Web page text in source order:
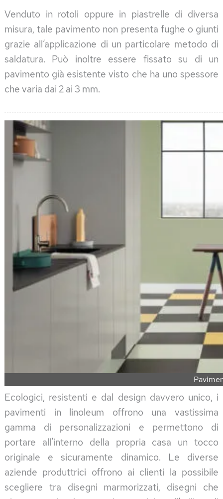
Venduto in rotoli oppure in piastrelle di diversa
misura, tale pavimento non presenta fughe o giunti
grazie all’applicazione di un particolare metodo di
saldatura. Può inoltre essere fissato su di un
pavimento già esistente visto che ha uno spessore
che varia dai 2 ai 3 mm.
Ecologici, resistenti e dal design davvero unico, i
pavimenti in linoleum offrono una vastissima
gamma di personalizzazioni e permettono di
portare all’interno della propria casa un tocco
originale e sicuramente dinamico. Le diverse
aziende produttrici offrono ai clienti la possibile
scegliere tra disegni marmorizzati, disegni che